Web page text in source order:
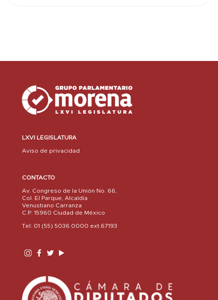
LXVI LEGISLATURA
Aviso de privacidad
CONTACTO
Av. Congreso de la Unión No. 66,
Col. El Parque, Alcaldía
Venustiano Carranza
C.P. 15960 Ciudad de México
Tel: 01 (55) 5036 0000 ext.67193